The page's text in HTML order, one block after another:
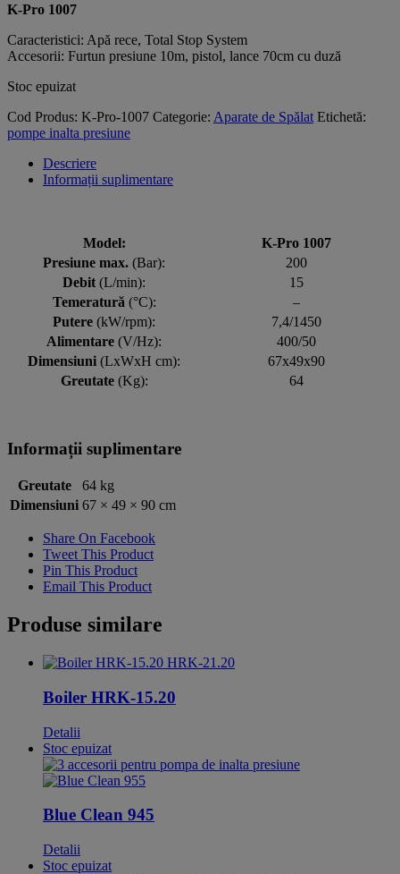
K-Pro 1007
Caracteristici: Apă rece, Total Stop System
Accesorii: Furtun presiune 10m, pistol, lance 70cm cu duză
Stoc epuizat
Cod Produs: K-Pro-1007 Categorie: Aparate de Spălat Etichetă:
pompe inalta presiune
Descriere
Informații suplimentare
Model:
K-Pro 1007
Presiune max. (Bar):
200
Debit (L/min):
15
Temeratură (°C):
–
Putere (kW/rpm):
7,4/1450
Alimentare (V/Hz):
400/50
Dimensiuni (LxWxH cm):
67x49x90
Greutate(Kg): 64
Informații suplimentare
Greutate
64 kg
Dimensiuni 67 × 49 × 90 cm
Share On Facebook
Tweet This Product
Pin This Product
Email This Product
Produse similare
Boiler HRK-15.20
Detalii
Stoc epuizat
Blue Clean 945
Detalii
Stoc epuizat